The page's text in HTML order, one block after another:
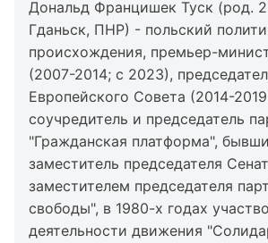
Дональд Францишек Туск (род.
Гданьск, ПНР) - польский
происхождения, премьер-
(2007-2014; с 2023),
Европейского Совета (2014-
соучредитель и председатель
"Гражданская платформа",
заместитель председателя
заместителем председателя
свободы", в 1980-х годах
деятельности движения